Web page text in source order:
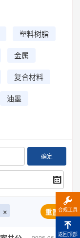
塑料树脂
金属
复合材料
油墨
确定
× 重置合规工具
返回顶部